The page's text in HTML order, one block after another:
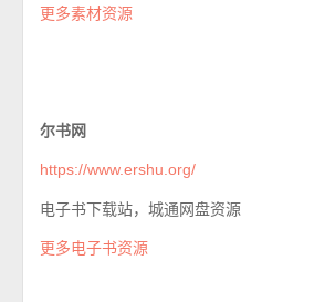
更多素材资源
尔书网
https://www.ershu.org/
电子书下载站，城通网盘资源
更多电子书资源